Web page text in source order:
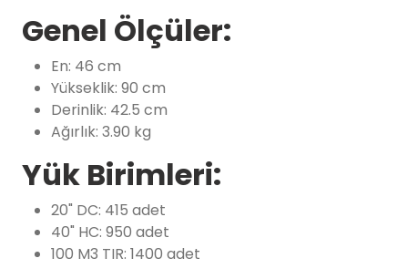
Genel Ölçüler:
En: 46 cm
Yükseklik: 90 cm
Derinlik: 42.5 cm
Ağırlık: 3.90 kg
Yük Birimleri:
20" DC: 415 adet
40" HC: 950 adet
100 M3 TIR: 1400 adet